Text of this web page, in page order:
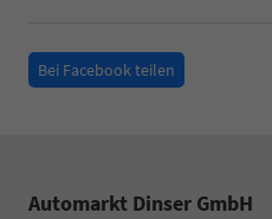
Bei Facebook teilen
Automarkt Dinser GmbH